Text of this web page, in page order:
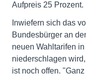
Aufpreis 25 Prozent.
Inwiefern sich das
Bundesbürger an
neuen Wahltarifen
niederschlagen wird,
ist noch offen.